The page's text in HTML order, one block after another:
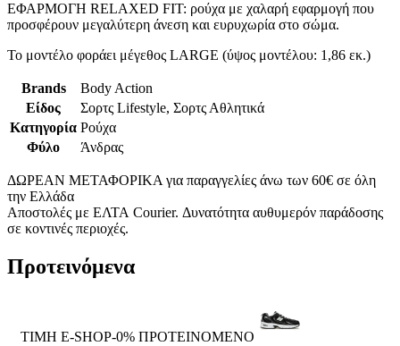
ΕΦΑΡΜΟΓΗ RELAXED FIT: ρούχα με χαλαρή εφαρμογή που
προσφέρουν μεγαλύτερη άνεση και ευρυχωρία στο σώμα.
Το μοντέλο φοράει μέγεθος LARGE (ύψος μοντέλου: 1,86 εκ.)
Brands
Body Action
Είδος
Σορτς Lifestyle, Σορτς Αθλητικά
Κατηγορία Ρούχα
Φύλο
Άνδρας
ΔΩΡΕΑΝ ΜΕΤΑΦΟΡΙΚΑ για παραγγελίες άνω των 60€ σε όλη
την Ελλάδα
Αποστολές με ΕΛΤΑ Courier. Δυνατότητα αυθυμερόν παράδοσης
σε κοντινές περιοχές.
Προτεινόμενα
ΤΙΜΗ E-SHOP-0% ΠΡΟΤΕΙΝΟΜΕΝΟ